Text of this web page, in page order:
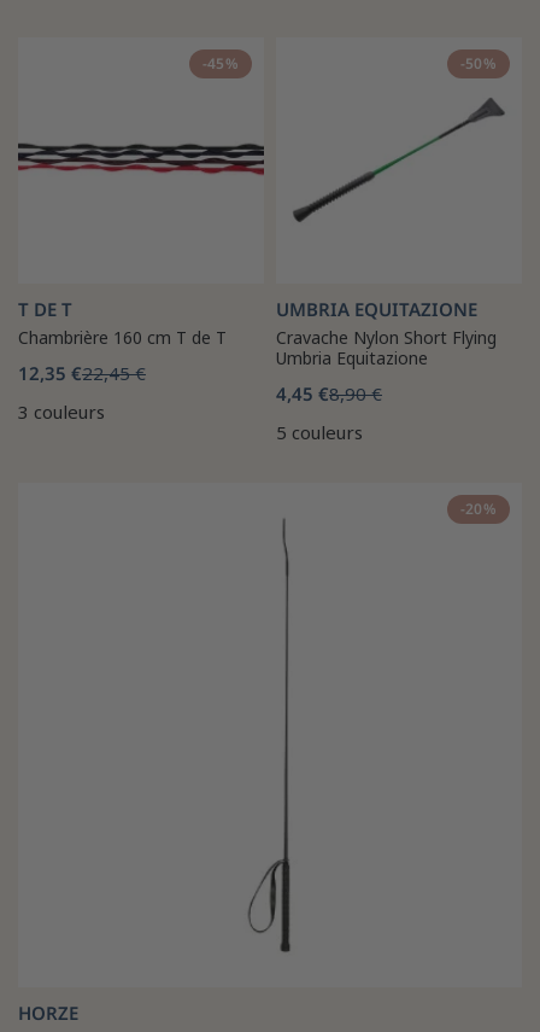
-45%
T DE T
Chambrière 160 cm T de T
12,35 €22,45 €
3 couleurs
-50%
UMBRIA EQUITAZIONE
Cravache Nylon Short Flying
Umbria Equitazione
4,45 €8,90 €
5 couleurs
-20%
HORZE